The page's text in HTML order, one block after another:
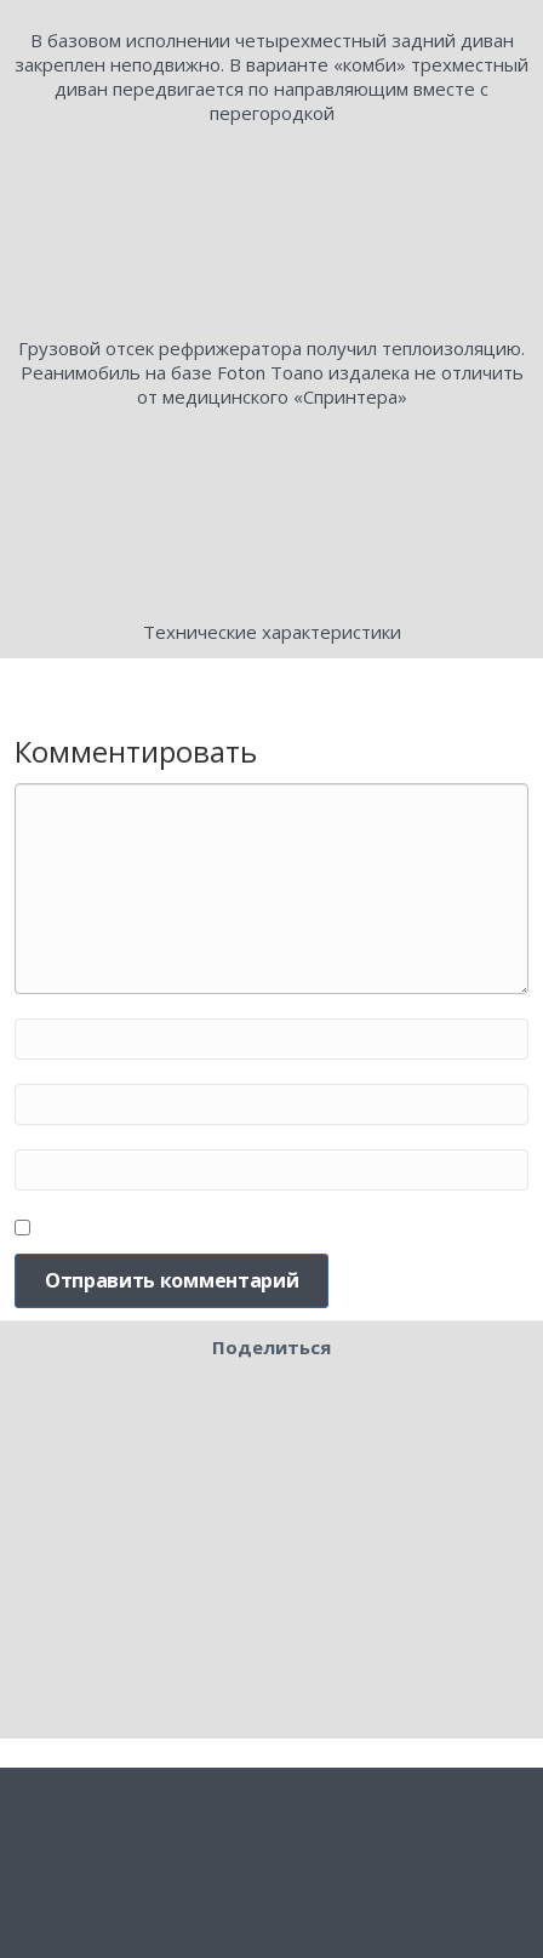
В базовом исполнении четырехместный задний диван
закреплен неподвижно. В варианте «комби» трехместный
диван передвигается по направляющим вместе с
перегородкой
Грузовой отсек рефрижератора получил теплоизоляцию.
Реанимобиль на базе Foton Toano издалека не отличить
от медицинского «Спринтера»
Технические характеристики
Комментировать
Поделиться